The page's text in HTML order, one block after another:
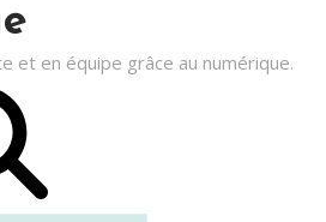
et en équipe grâce au numérique.